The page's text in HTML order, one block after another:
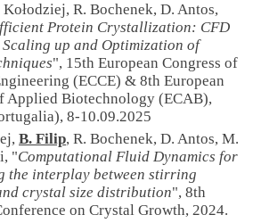
Kołodziej, R. Bochenek, D. Antos,
Protein Crystallization: CFD
up and Optimization of
", 15th European Congress of
(ECCE) & 8th European
Applied Biotechnology (ECAB),
8-10.09.2025
B. Filip, R. Bochenek, D. Antos, M.
"Computational Fluid Dynamics for
the interplay between stirring
crystal size distribution", 8th
on Crystal Growth, 2024.